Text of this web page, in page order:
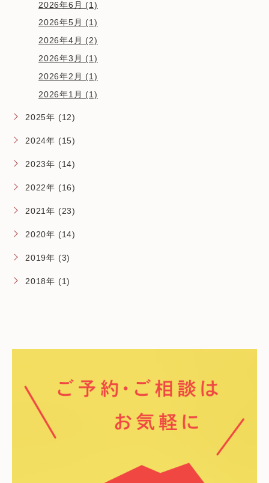
2026年6月 (1)
2026年5月 (1)
2026年4月 (2)
2026年3月 (1)
2026年2月 (1)
2026年1月 (1)
2025年 (12)
2024年 (15)
2023年 (14)
2022年 (16)
2021年 (23)
2020年 (14)
2019年 (3)
2018年 (1)